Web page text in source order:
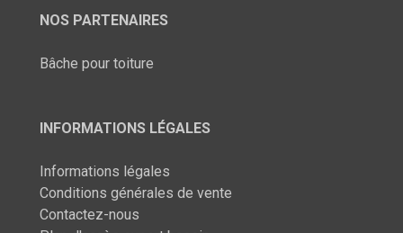
NOS PARTENAIRES
Bâche pour toiture
INFORMATIONS LÉGALES
Informations légales
Conditions générales de vente
Contactez-nous